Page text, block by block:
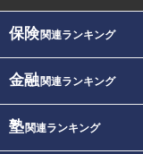
保険関連ランキング
金融関連ランキング
塾関連ランキング